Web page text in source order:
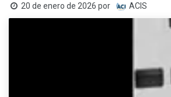
20 de enero de 2026 por ACIS